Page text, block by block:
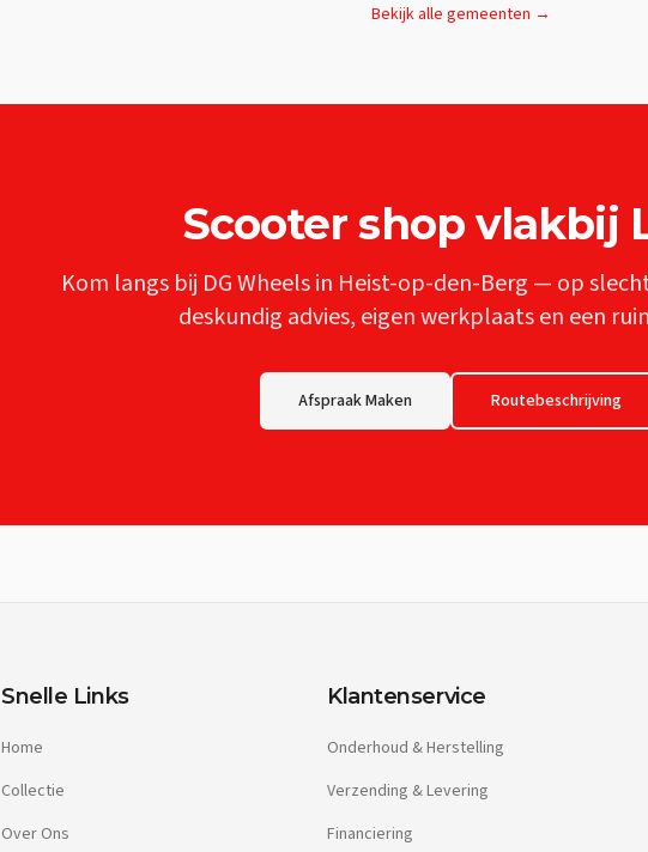
Bekijk alle gemeenten →
Scooter shopvlakbij
Kom langs bij DG Wheels in Heist-op-den-Berg — op
deskundig advies, eigen werkplaats en een
Afspraak Maken Routebeschrijving
Snelle Links
Home
Collectie
Over Ons
Klantenservice
Onderhoud & Herstelling
Verzending & Levering
Financiering